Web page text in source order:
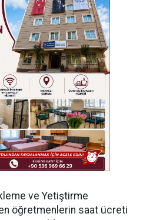
ve Yetiştirme
öğretmenlerin saat ücreti